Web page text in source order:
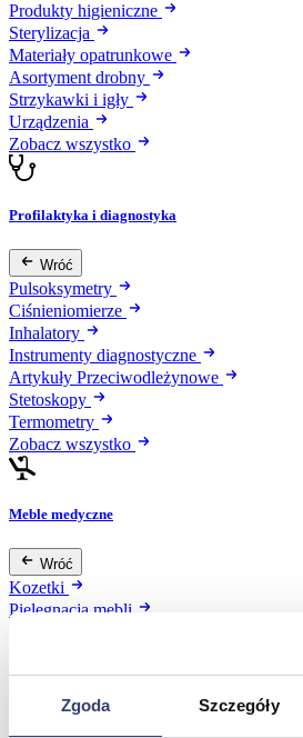
Zgoda Szczegóły
Produkty higieniczne
Sterylizacja
Materiały opatrunkowe
Asortyment drobny
Strzykawki i igły
Urządzenia
Zobacz wszystko
Profilaktyka i diagnostyka
Wróć
Pulsoksymetry
Ciśnieniomierze
Inhalatory
Instrumenty diagnostyczne
Artykuły Przeciwodleżynowe
Stetoskopy
Termometry
Zobacz wszystko
Meble medyczne
Wróć
Kozetki
Pielęgnacja mebli
Parawany
Zobacz wszystko